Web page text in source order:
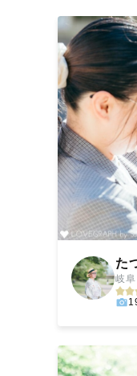
に。きっと「
た
岐阜